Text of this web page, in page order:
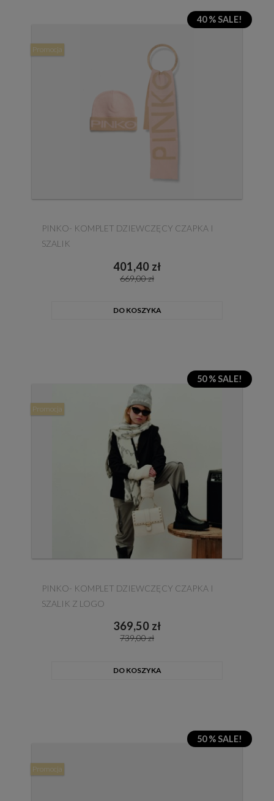
40 % SALE!
PINKO- KOMPLET DZIEWCZĘCY CZAPKA I
SZALIK
401,40 zł
669,00 zł
DO KOSZYKA
Promocja
50 % SALE!
PINKO- KOMPLET DZIEWCZĘCY CZAPKA I
SZALIK Z LOGO
369,50 zł
739,00 zł
DO KOSZYKA
Promocja
50 % SALE!
Promocja